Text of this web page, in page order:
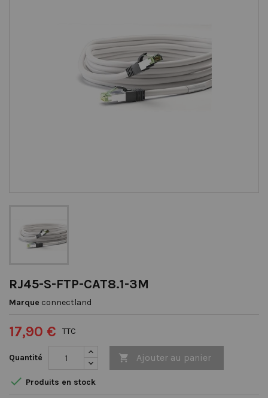
RJ45-S-FTP-CAT8.1-3M
Marque connectland
17,90 € TTC
Quantité  Ajouter au panier
 Produits en stock